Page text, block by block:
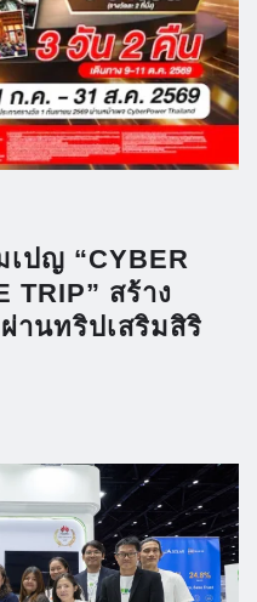
ปญ “CYBER
TRIP” สร้าง
านทริปเสริมสิริ